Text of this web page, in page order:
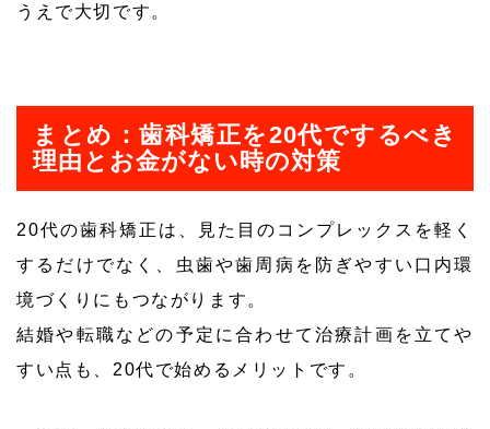
うえで大切です。
まとめ：歯科矯正を20代でするべき
理由とお金がない時の対策
20代の歯科矯正は、見た目のコンプレックスを軽く
するだけでなく、虫歯や歯周病を防ぎやすい口内環
境づくりにもつながります。
結婚や転職などの予定に合わせて治療計画を立てや
すい点も、20代で始めるメリットです。